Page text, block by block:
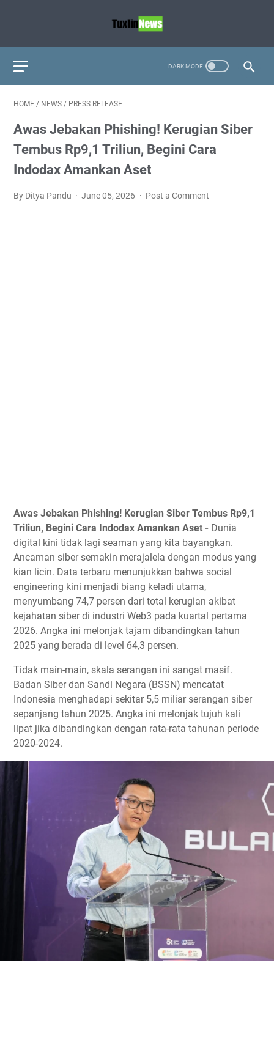
HOME / NEWS / PRESS RELEASE
Awas Jebakan Phishing! Kerugian Siber
Tembus Rp9,1 Triliun, Begini Cara
Indodax Amankan Aset
By Ditya Pandu June 05, 2026 Post a Comment
Awas Jebakan Phishing! Kerugian Siber Tembus Rp9,1
Triliun, Begini Cara Indodax Amankan Aset - Dunia
digital kini tidak lagi seaman yang kita bayangkan.
Ancaman siber semakin merajalela dengan modus yang
kian licin. Data terbaru menunjukkan bahwa social
engineering kini menjadi biang keladi utama,
menyumbang 74,7 persen dari total kerugian akibat
kejahatan siber di industri Web3 pada kuartal pertama
2026. Angka ini melonjak tajam dibandingkan tahun
2025 yang berada di level 64,3 persen.
Tidak main-main, skala serangan ini sangat masif.
Badan Siber dan Sandi Negara (BSSN) mencatat
Indonesia menghadapi sekitar 5,5 miliar serangan siber
sepanjang tahun 2025. Angka ini melonjak tujuh kali
lipat jika dibandingkan dengan rata-rata tahunan periode
2020-2024.